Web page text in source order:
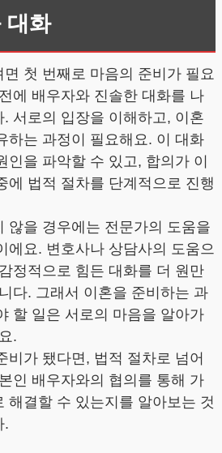
대화
첫 번째로 마음의 준비가 필요
에 배우자와 진솔한 대화를 나
서로의 입장을 이해하고, 이혼
하는 과정이 필요해요. 이 대화
인을 파악할 수 있고, 합의가 이
에 법적 절차를 단계적으로 진행
않을 경우에는 전문가의 도움을
에요. 변호사나 상담사의 도움으
정적으로 힘든 대화를 더 원만
다. 그래서 이혼을 준비하는 과
할 일은 서로의 마음을 알아가
.
비가 됐다면, 법적 절차로 넘어
인 배우자와의 협의를 통해 가
해결할 수 있는지를 알아보는 것
.